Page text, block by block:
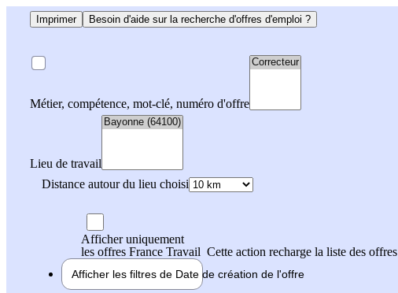
Imprimer Besoin d'aide sur la recherche d'offres d'emploi ?
Métier, compétence, mot-clé, numéro d'offre
Lieu de travail
Distance autour du lieu choisi
Afficher uniquement
les offres France Travail Cette action recharge la liste des offres
Afficher les filtres de Date de création de l'offre